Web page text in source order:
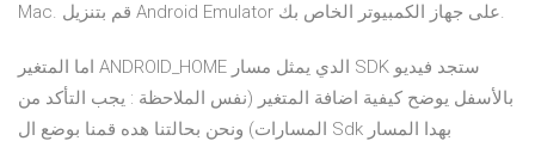
Mac. قم بتنزيل Android Emulator على جهاز الكمبيوتر الخاص بك.
اما المتغير ANDROID_HOME الدي يمثل مسار SDK ستجد فيديو
بالأسفل يوضح كيفية اضافة المتغير (نفس الملاحظة : يجب التأكد من
المسارات) ونحن بحالتنا هده قمنا بوضع ال Sdk بهدا المسار